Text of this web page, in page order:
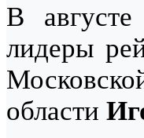
В
лидеры
области